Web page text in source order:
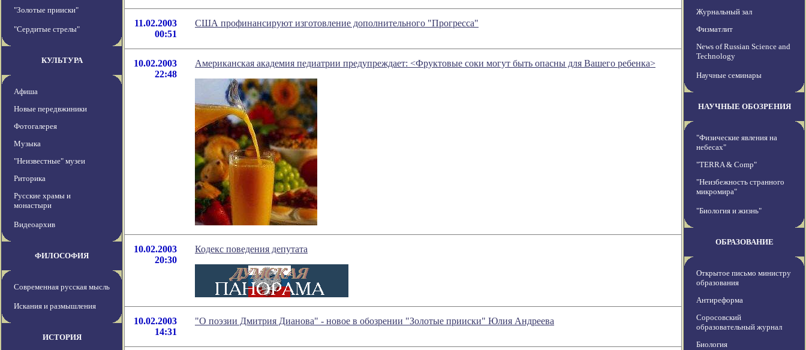
"Золотые прииски"
"Сердитые стрелы"
КУЛЬТУРА
Афиша
Новые передвжиники
Фотогалерея
Музыка
"Неизвестные" музеи
Риторика
Русские храмы и
монастыри
Видеоархив
ФИЛОСОФИЯ
Современная русская мысль
Искания и размышления
ИСТОРИЯ
11.02.2003
00:51
США профинансируют изготовление дополнительного "Прогресса"
10.02.2003
22:48
Американская академия педиатрии предупреждает: <Фруктовые соки могут быть опасны для Вашего ребенка>
10.02.2003
20:30
Кодекс поведения депутата
10.02.2003
14:31
"О поэзии Дмитрия Дианова" - новое в обозрении "Золотые прииски" Юлия Андреева
Журнальный зал
Физматлит
News of Russian Science and
Technology
Научные семинары
НАУЧНЫЕ ОБОЗРЕНИЯ
"Физические явления на
небесах"
"TERRA & Comp"
"Неизбежность странного
микромира"
"Биология и жизнь"
ОБРАЗОВАНИЕ
Открытое письмо министру
образования
Антиреформа
Соросовский
образовательный журнал
Биология